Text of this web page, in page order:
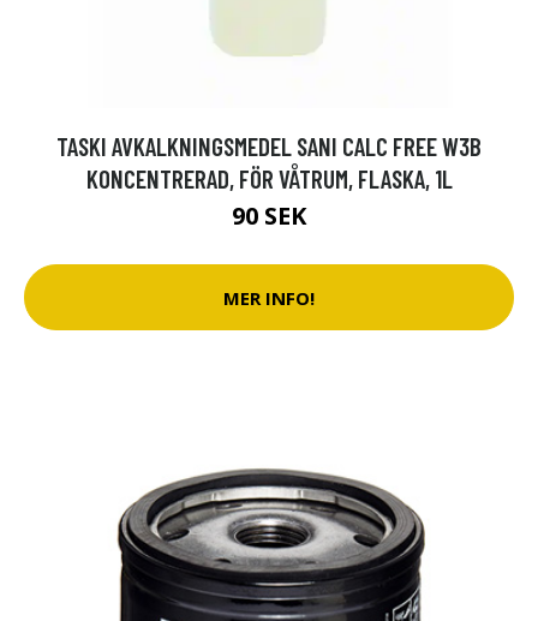
TASKI AVKALKNINGSMEDEL SANI CALC FREE W3B
KONCENTRERAD, FÖR VÅTRUM, FLASKA, 1L
90 SEK
MER INFO!